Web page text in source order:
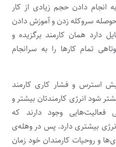
انجام دادن حجم زیادی از کار
سروکله زدن و آموزش دادن
دارد همان کارمند برگزیده و
تمام کارها را به سرانجام
استرس و فشار کاری کارمند
شود انرژی کارمندتان بیشتر و
فعالیت‌هایی وجود دارند که
بیشتری دارد. پس در وهله‌ی
و روحیات کارمندان خود زمان